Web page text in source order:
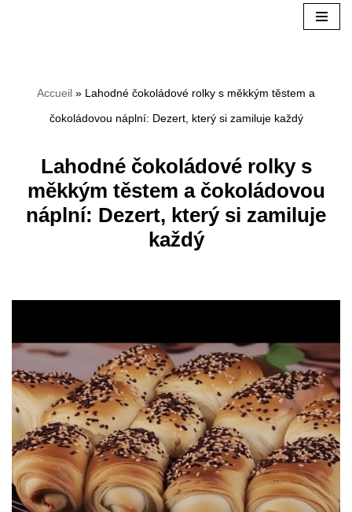
contenu
Accueil » Lahodné čokoládové rolky s měkkým těstem a
čokoládovou náplní: Dezert, který si zamiluje každý
Lahodné čokoládové rolky s
měkkým těstem a čokoládovou
náplní: Dezert, který si zamiluje
každý